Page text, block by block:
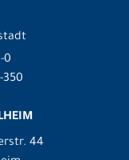
0
350
44